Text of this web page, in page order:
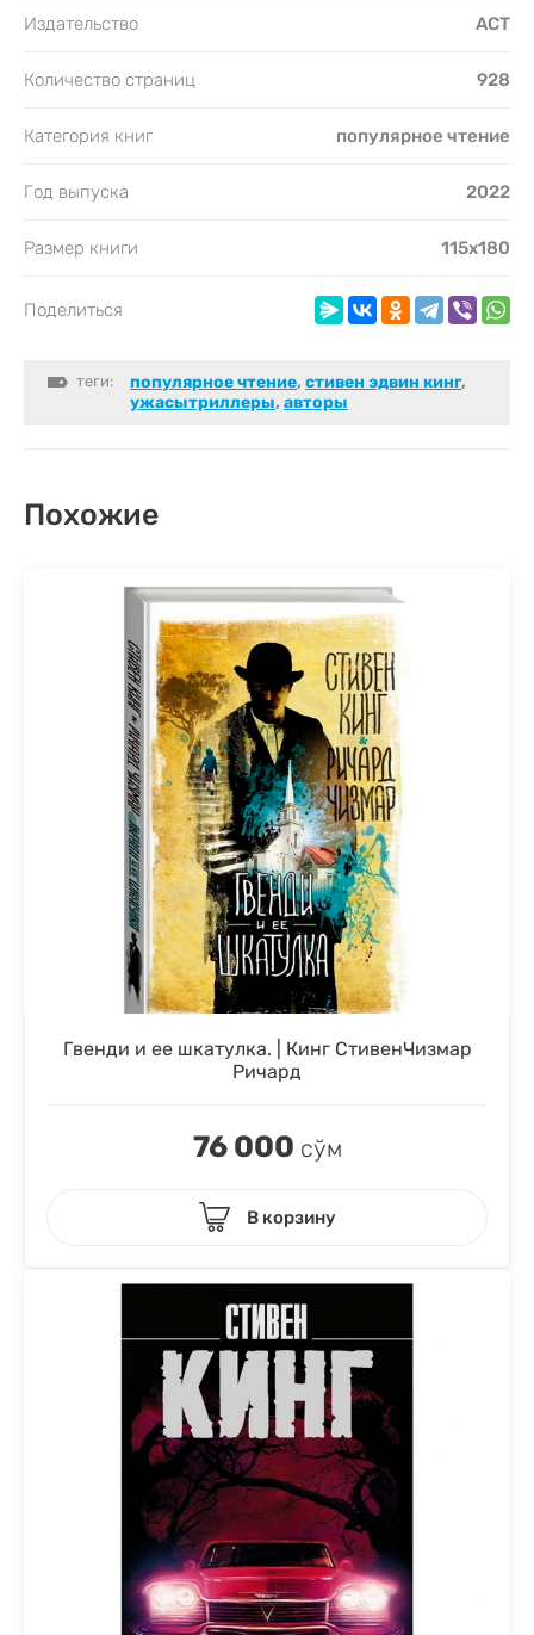
Издательство АСТ
Количество страниц 928
Категория книг популярное чтение
Год выпуска 2022
Размер книги 115х180
Поделиться
теги: популярное чтение, стивен эдвин кинг,
ужасытриллеры, авторы
Похожие
Гвенди и ее шкатулка. | Кинг СтивенЧизмар
Ричард
76 000 сўм
В корзину